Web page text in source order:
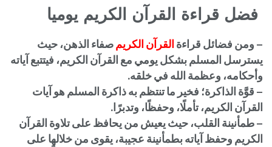
فضل قراءة القرآن الكريم يوميا
– ومن فضائل قراءة القرآن الكريمصفاء الذهن، حيث
يسترسل المسلم بشكل يومي مع القرآن الكريم، فيتتبع آياته
وأحكامه، وعظمة الله في خلقه.
– قوَّة الذاكرة؛ فخير ما تنتظم به ذاكرة المسلم هو آيات
القرآن الكريم، تأملًا، وحفظًا، وتدبرًا.
– طمأنينة القلب، حيث يعيش من يحافظ على تلاوة القرآن
الكريم وحفظ آياته بطمأنينة عجيبة، يقوى من خلالها على